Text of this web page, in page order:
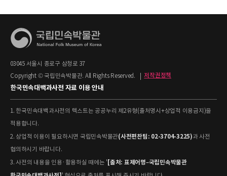
03045 서울시 종로구 삼청로 37
Copyright © 국립민속박물관. All Rights Reserved.
저작권정책
한국민속대백과사전 자료 이용 안내
1. 한국민속대백과사전의 텍스트는 공공누리 제2유형(출처명시+상업적 이용금지)을
적용합니다.
2. 상업적 이용이 필요하시면 국립민속박물관(사전편찬팀: 02-3704-3225)과 사전
협의하시기 바랍니다.
3. 사전의 내용을 인용·활용하실 때에는 '[출처: 표제어명–국립민속박물관